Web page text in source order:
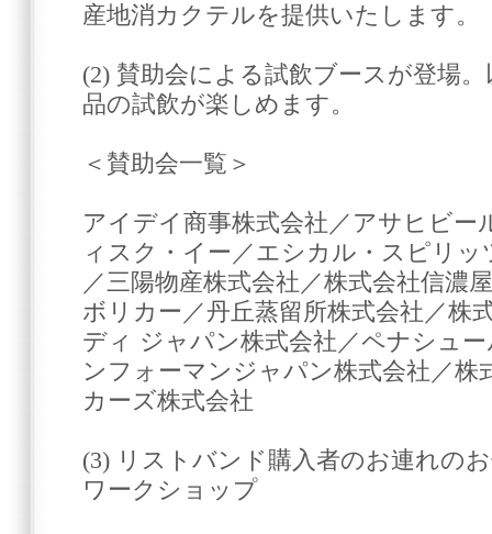
産地消カクテルを提供いたします。
(2) 賛助会による試飲ブースが登場
品の試飲が楽しめます。
＜賛助会一覧＞
アイデイ商事株式会社／アサヒビー
ィスク・イー／エシカル・スピリ
／三陽物産株式会社／株式会社信濃
ボリカー／丹丘蒸留所株式会社／株
ディ ジャパン株式会社／ペナシュ
ンフォーマンジャパン株式会社／株
カーズ株式会社
(3) リストバンド購入者のお連れの
ワークショップ